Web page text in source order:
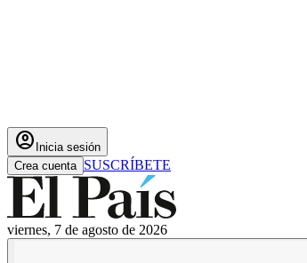
account_circle Inicia sesión
Crea cuenta SUSCRÍBETE
viernes, 7 de agosto de 2026